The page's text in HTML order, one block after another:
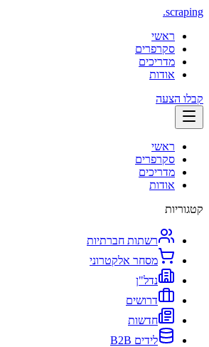
scraping
.
ראשי
סקרפרים
מדריכים
אודות
קבלו הצעה
ראשי
סקרפרים
מדריכים
אודות
קטגוריות
רשתות חברתיות
מסחר אלקטרוני
נדל"ן
דרושים
חדשות
לידים B2B